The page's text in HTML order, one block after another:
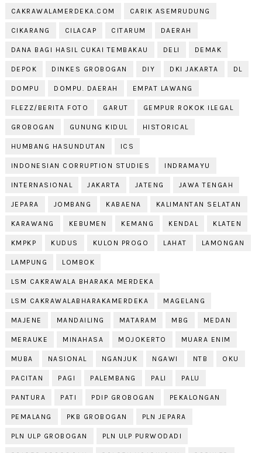
CAKRAWALAMERDEKA.COM CARIK ASEMRUDUNG
CIKARANG CILACAP CITARUM DAERAH
DANA BAGI HASIL CUKAI TEMBAKAU DELI DEMAK
DEPOK DINKES GROBOGAN DIY DKI JAKARTA DL
DOMPU DOMPU. DAERAH EMPAT LAWANG
FLEZZ/BERITA FOTO GARUT GEMPUR ROKOK ILEGAL
GROBOGAN GUNUNG KIDUL HISTORICAL
HUMBANG HASUNDUTAN ICS
INDONESIAN CORRUPTION STUDIES INDRAMAYU
INTERNASIONAL JAKARTA JATENG JAWA TENGAH
JEPARA JOMBANG KABAENA KALIMANTAN SELATAN
KARAWANG KEBUMEN KEMANG KENDAL KLATEN
KMPKP KUDUS KULON PROGO LAHAT LAMONGAN
LAMPUNG LOMBOK
LSM CAKRAWALA BHARAKA MERDEKA
LSM CAKRAWALABHARAKAMERDEKA MAGELANG
MAJENE MANDAILING MATARAM MBG MEDAN
MERAUKE MINAHASA MOJOKERTO MUARA ENIM
MUBA NASIONAL NGANJUK NGAWI NTB OKU
PACITAN PAGI PALEMBANG PALI PALU
PANTURA PATI PDIP GROBOGAN PEKALONGAN
PEMALANG PKB GROBOGAN PLN JEPARA
PLN ULP GROBOGAN PLN ULP PURWODADI